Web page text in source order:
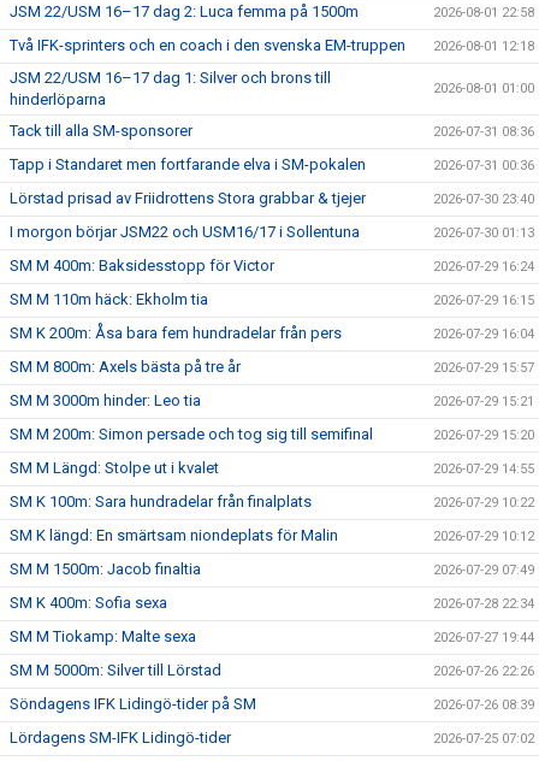
JSM 22/USM 16–17 dag 2: Luca femma på 1500m 2026-08-01 22:58
Två IFK-sprinters och en coach i den svenska EM-truppen 2026-08-01 12:18
JSM 22/USM 16–17 dag 1: Silver och brons till
hinderlöparna
2026-08-01 01:00
Tack till alla SM-sponsorer 2026-07-31 08:36
Tapp i Standaret men fortfarande elva i SM-pokalen 2026-07-31 00:36
Lörstad prisad av Friidrottens Stora grabbar & tjejer 2026-07-30 23:40
I morgon börjar JSM22 och USM16/17 i Sollentuna 2026-07-30 01:13
SM M 400m: Baksidesstopp för Victor 2026-07-29 16:24
SM M 110m häck: Ekholm tia 2026-07-29 16:15
SM K 200m: Åsa bara fem hundradelar från pers 2026-07-29 16:04
SM M 800m: Axels bästa på tre år 2026-07-29 15:57
SM M 3000m hinder: Leo tia 2026-07-29 15:21
SM M 200m: Simon persade och tog sig till semifinal 2026-07-29 15:20
SM M Längd: Stolpe ut i kvalet 2026-07-29 14:55
SM K 100m: Sara hundradelar från finalplats 2026-07-29 10:22
SM K längd: En smärtsam niondeplats för Malin 2026-07-29 10:12
SM M 1500m: Jacob finaltia 2026-07-29 07:49
SM K 400m: Sofia sexa 2026-07-28 22:34
SM M Tiokamp: Malte sexa 2026-07-27 19:44
SM M 5000m: Silver till Lörstad 2026-07-26 22:26
Söndagens IFK Lidingö-tider på SM 2026-07-26 08:39
Lördagens SM-IFK Lidingö-tider 2026-07-25 07:02